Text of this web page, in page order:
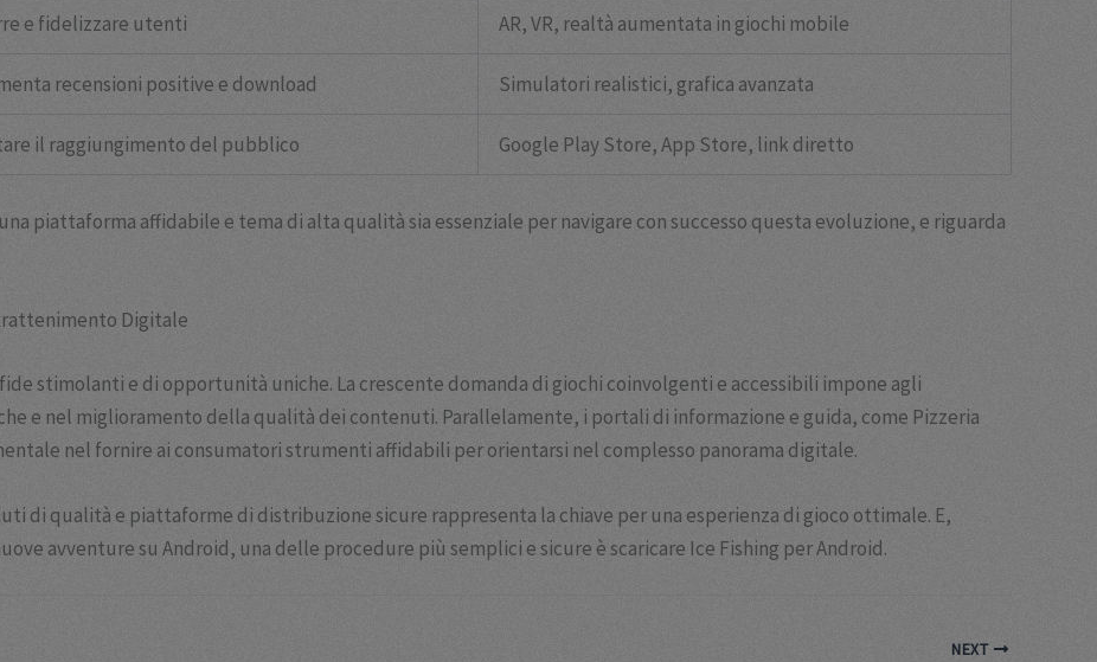
e fidelizzare utenti AR, VR, realtà aumentata in giochi mobile
recensioni positive e download Simulatori realistici, grafica avanzata
il raggiungimento del pubblico Google Play Store, App Store, link diretto
piattaforma affidabile e tema di alta qualità sia essenziale per navigare con successo questa evoluzione, e riguarda
Digitale
stimolanti e di opportunità uniche. La crescente domanda di giochi coinvolgenti e accessibili impone agli
e nel miglioramento della qualità dei contenuti. Parallelamente, i portali di informazione e guida, come Pizzeria
nel fornire ai consumatori strumenti affidabili per orientarsi nel complesso panorama digitale.
di qualità e piattaforme di distribuzione sicure rappresenta la chiave per una esperienza di gioco ottimale. E,
avventure su Android, una delle procedure più semplici e sicure è scaricare Ice Fishing per Android.
NEXT